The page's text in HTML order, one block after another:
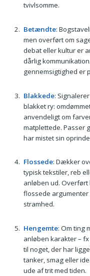
tvivlsomme.
Betændte:
men overført om
debat eller kultur er
dårlig
gennemsigtighed er
Blakkede:
blakket ry:
anvendeligt om
matplettede. Passer
har mistet sin
Flossede: Dækker
typisk tekstiler, reb
anløben ud.
flossede argumenter
stramhed.
Hengemte: Om ting
anløben karakter –
til noget, der har
tanker, smag eller
ude af trit med tiden.